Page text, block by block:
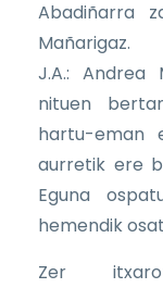
Abadiñarra
Mañarigaz.
J.A.: Andrea
nituen
hartu-eman
aurretik ere
Eguna
hemendik
Zer